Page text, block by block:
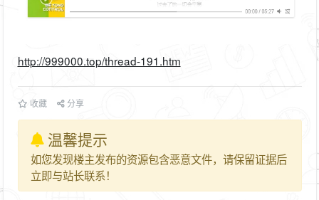
http://999000.top/thread-191.htm
收藏 分享
温馨提示
如您发现楼主发布的资源包含恶意文件，请保留证据后
立即与站长联系！